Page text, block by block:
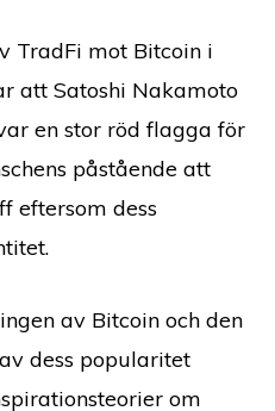
TradFi mot Bitcoin i
att Satoshi Nakamoto
en stor röd flagga för
påstående att
eftersom dess
av Bitcoin och den
dess popularitet
om